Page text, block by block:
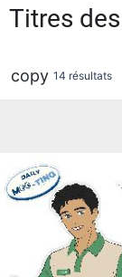
Titres
copy 14 résultats